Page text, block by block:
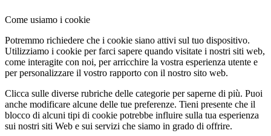
Come usiamo i cookie
Potremmo richiedere che i cookie siano attivi sul tuo dispositivo.
Utilizziamo i cookie per farci sapere quando visitate i nostri siti web,
come interagite con noi, per arricchire la vostra esperienza utente e
per personalizzare il vostro rapporto con il nostro sito web.
Clicca sulle diverse rubriche delle categorie per saperne di più. Puoi
anche modificare alcune delle tue preferenze. Tieni presente che il
blocco di alcuni tipi di cookie potrebbe influire sulla tua esperienza
sui nostri siti Web e sui servizi che siamo in grado di offrire.